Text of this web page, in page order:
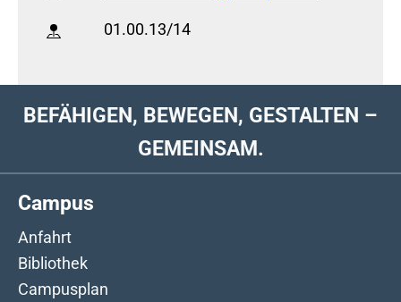
01.00.13/14
BEFÄHIGEN, BEWEGEN, GESTALTEN –
GEMEINSAM.
Campus
Anfahrt
Bibliothek
Campusplan